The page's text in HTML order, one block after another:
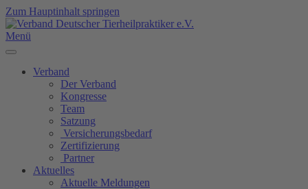
Zum Hauptinhalt springen
Menü
Verband
Der Verband
Kongresse
Team
Satzung
Versicherungsbedarf
Zertifizierung
Partner
Aktuelles
Aktuelle Meldungen